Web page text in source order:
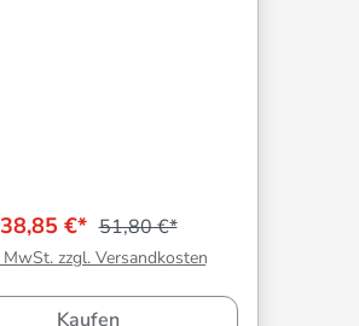
38,85 €* 51,80 €*
MwSt. zzgl. Versandkosten
Kaufen